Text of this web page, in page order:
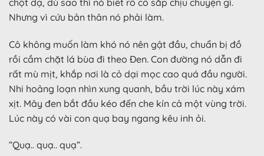
Nhưng vì cứu bản thân nó phải làm.
Cô không muốn làm khó nó nên gật đầu, chuẩn bị đồ
rồi cầm chặt lá bùa đi theo Đen. Con đường nó dẫn đi
rất mù mịt, khắp nơi là cỏ dại mọc cao quá đầu người.
Nhi hoảng loạn nhìn xung quanh, bầu trời lúc này xám
xịt. Mây đen bắt đầu kéo đến che kín cả một vùng trời.
Lúc này có vài con quạ bay ngang kêu inh ỏi.
”Quạ.. quạ.. quạ”.